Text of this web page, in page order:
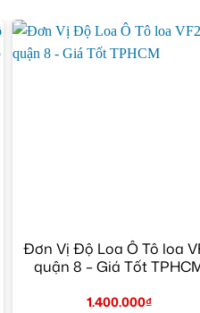
Đơn Vị Độ Loa Ô Tô loa
quận 8 – Giá Tốt
1.400.000₫